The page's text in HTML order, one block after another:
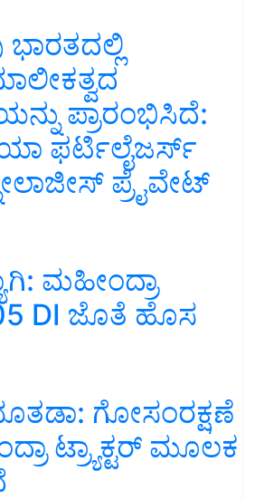
ಭಾರತದಲ್ಲಿ
ಪ್ರಾರಂಭಿಸಿದೆ:
ಫರ್ಟಿಲೈಜರ್ಸ್
ಪ್ರೈವೇಟ್
ಮಹೀಂದ್ರಾ
DI ಜೊತೆ ಹೊಸ
ಗೋಸಂರಕ್ಷಣೆ
ಟ್ರ್ಯಾಕ್ಟರ್ ಮೂಲಕ